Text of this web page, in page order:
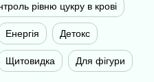
рівню цукру в крові
Енергія Детокс
Щитовидка Для фігури